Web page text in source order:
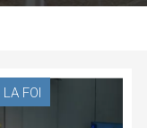
FOI